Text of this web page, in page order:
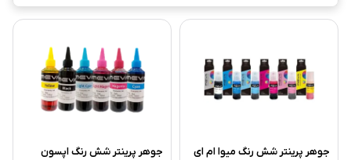
جوهر پرینتر شش رنگ میوا ام ای
جوهر پرینتر شش رنگ اپسون